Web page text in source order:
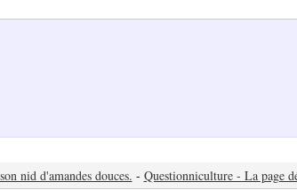
nid d'amandes douces. - Questionniculture - La page